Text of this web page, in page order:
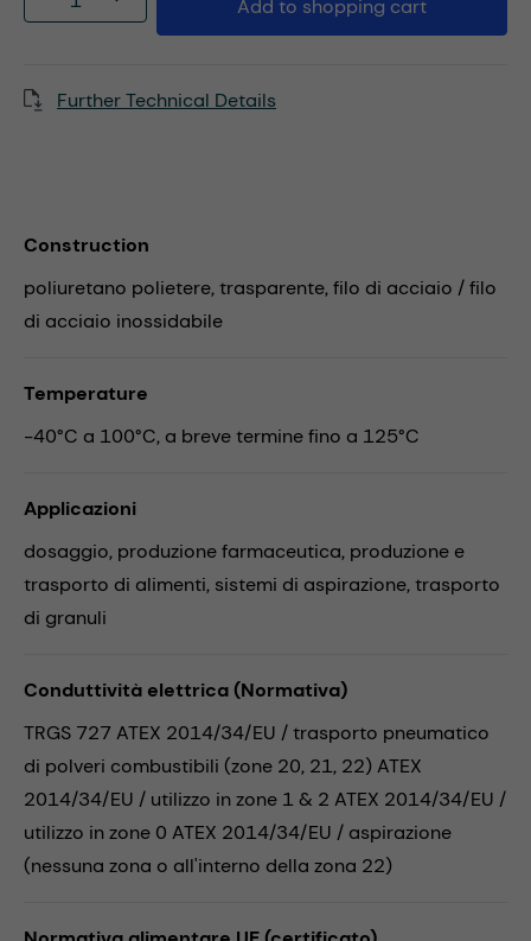
Add to shopping cart
Further Technical Details
Construction
poliuretano polietere, trasparente, filo di acciaio / filo
di acciaio inossidabile
Temperature
-40°C a 100°C, a breve termine fino a 125°C
Applicazioni
dosaggio, produzione farmaceutica, produzione e
trasporto di alimenti, sistemi di aspirazione,trasporto
di granuli
Conduttività elettrica (Normativa)
TRGS 727 ATEX 2014/34/EU / trasporto pneumatico
di polveri combustibili (zone 20, 21, 22) ATEX
2014/34/EU / utilizzo in zone 1 & 2 ATEX 2014/34/EU /
utilizzo in zone 0 ATEX 2014/34/EU / aspirazione
(nessuna zona o all'interno della zona 22)